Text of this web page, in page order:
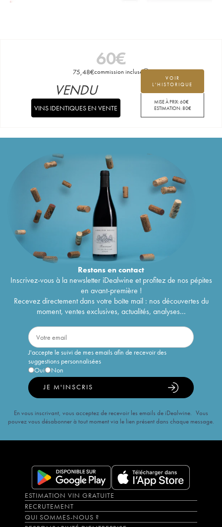
60€
75,48€commission incluse
VOIR
L'HISTORIQUE
MISE À PRIX:60€
ESTIMATION:80€
VENDU
VINS IDENTIQUES EN VENTE
Restons encontact
Inscrivez-vous à la newsletter iDealwine et profitez de nos pépites
en avant-première !
Recevez directement dans votre boîte mail : nos découvertes du
moment, ventes exclusives, actualités, analyses...
J'accepte le suivi de mes emails afin de recevoir des
suggestions personnalisées
Oui
Non
JE M'INSCRIS
En vous inscrivant, vous acceptez de recevoir les emails de iDealwine. Vous
pouvez vous désabonner à tout moment via le lien présent dans chaque message.
ESTIMATION VIN GRATUITE
RECRUTEMENT
QUI SOMMES-NOUS ?